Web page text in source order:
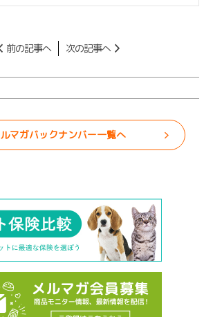
前の記事へ 次の記事へ
マガバックナンバー一覧へ